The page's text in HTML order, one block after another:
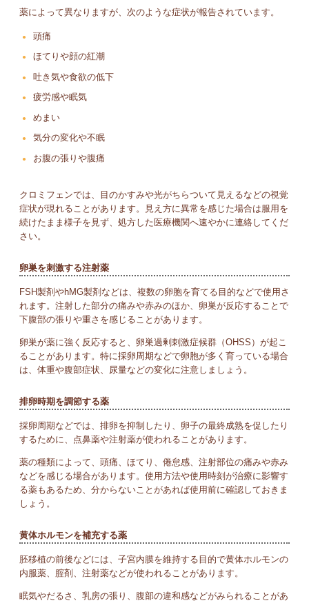
薬によって異なりますが、次のような症状が報告されています。
頭痛
ほてりや顔の紅潮
吐き気や食欲の低下
疲労感や眠気
めまい
気分の変化や不眠
お腹の張りや腹痛
クロミフェンでは、目のかすみや光がちらついて見えるなどの視覚
症状が現れることがあります。見え方に異常を感じた場合は服用を
続けたまま様子を見ず、処方した医療機関へ速やかに連絡してくだ
さい。
卵巣を刺激する注射薬
FSH製剤やhMG製剤などは、複数の卵胞を育てる目的などで使用さ
れます。注射した部分の痛みや赤みのほか、卵巣が反応することで
下腹部の張りや重さを感じることがあります。
卵巣が薬に強く反応すると、卵巣過剰刺激症候群（OHSS）が起こ
ることがあります。特に採卵周期などで卵胞が多く育っている場合
は、体重や腹部症状、尿量などの変化に注意しましょう。
排卵時期を調節する薬
採卵周期などでは、排卵を抑制したり、卵子の最終成熟を促したり
するために、点鼻薬や注射薬が使われることがあります。
薬の種類によって、頭痛、ほてり、倦怠感、注射部位の痛みや赤み
などを感じる場合があります。使用方法や使用時刻が治療に影響す
る薬もあるため、分からないことがあれば使用前に確認しておきま
しょう。
黄体ホルモンを補充する薬
胚移植の前後などには、子宮内膜を維持する目的で黄体ホルモンの
内服薬、腟剤、注射薬などが使われることがあります。
眠気やだるさ、乳房の張り、腹部の違和感などがみられることがあ